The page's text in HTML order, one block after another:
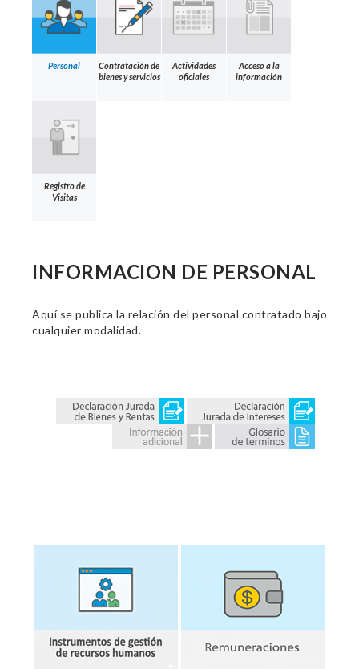
Personal
Contratación de
bienes y servicios
Actividades
oficiales
Acceso a la
información
Registro de
Visitas
INFORMACION DE PERSONAL
Aquí se publica la relación del personal contratado bajo
cualquier modalidad.